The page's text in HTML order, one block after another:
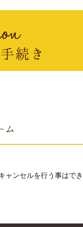
続き
ム
ャンセルを行う事はで